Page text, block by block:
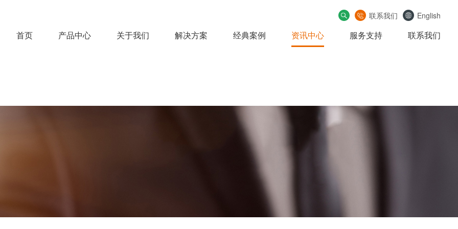
English
联系我们
首页 产品中心 关于我们 解决方案 经典案例 资讯中心 服务支持 联系我们